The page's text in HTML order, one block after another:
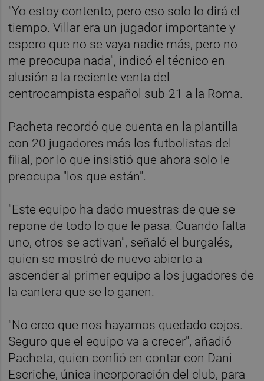
"Yo estoy contento, pero eso solo lo dirá el
tiempo. Villar era un jugador importante y
espero que no se vaya nadie más, pero no
me preocupa nada", indicó el técnico en
alusión a la reciente venta del
centrocampista español sub-21 a la Roma.
Pacheta recordó que cuenta en la plantilla
con 20 jugadores más los futbolistas del
filial, por lo que insistió que ahora solo le
preocupa "los que están".
"Este equipo ha dado muestras de que se
repone de todo lo que le pasa. Cuando falta
uno, otros se activan", señaló el burgalés,
quien se mostró de nuevo abierto a
ascender al primer equipo a los jugadores de
la cantera que se lo ganen.
"No creo que nos hayamos quedado cojos.
Seguro que el equipo va a crecer", añadió
Pacheta, quien confió en contar con Dani
Escriche, única incorporación del club, para